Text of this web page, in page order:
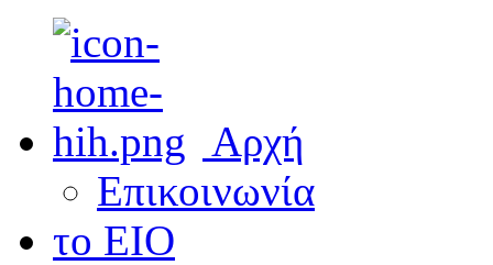
Αρχή
Επικοινωνία
το ΕΙΟ